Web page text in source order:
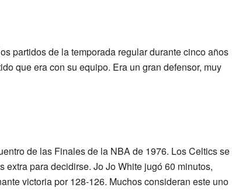
partidos de la temporada regular durante cinco años
que era con su equipo. Era un gran defensor, muy
de las Finales de la NBA de 1976. Los Celtics se
para decidirse. Jo Jo White jugó 60 minutos,
victoria por 128-126. Muchos consideran este uno